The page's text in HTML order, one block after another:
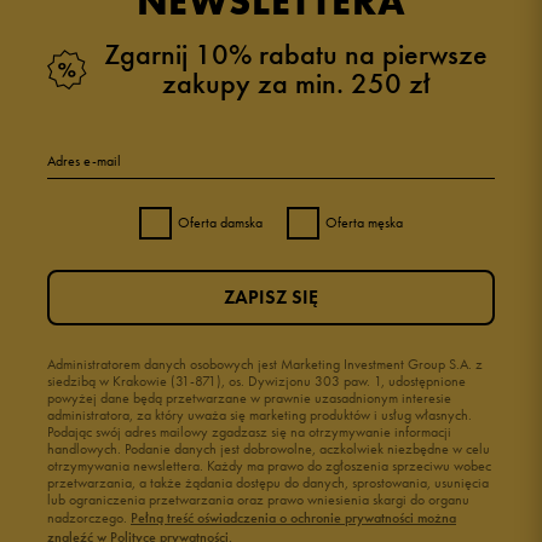
Zgarnij 10% rabatu na pierwsze
zakupy za min. 250 zł
Adres e-mail
Oferta damska Oferta męska
Administratorem danych osobowych jest Marketing Investment Group S.A. z
siedzibą w Krakowie (31-871), os. Dywizjonu 303 paw. 1, udostępnione
powyżej dane będą przetwarzane w prawnie uzasadnionym interesie
administratora, za który uważa się marketing produktów i usług własnych.
Podając swój adres mailowy zgadzasz się na otrzymywanie informacji
handlowych. Podanie danych jest dobrowolne, aczkolwiek niezbędne w celu
otrzymywania newslettera. Każdy ma prawo do zgłoszenia sprzeciwu wobec
przetwarzania, a także żądania dostępu do danych, sprostowania, usunięcia
lub ograniczenia przetwarzania oraz prawo wniesienia skargi do organu
nadzorczego. Pełną treść oświadczenia o ochronie prywatności można
znaleźć w Polityce prywatności.
ZAPISZ SIĘ